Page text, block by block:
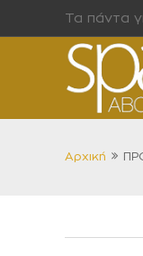
Τα πάντα
Αρχική